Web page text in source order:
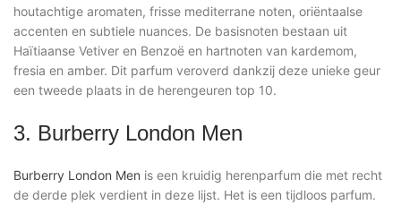
houtachtige aromaten, frisse mediterrane noten, oriëntaalse
accenten en subtiele nuances. De basisnoten bestaan uit
Haïtiaanse Vetiver en Benzoë en hartnoten van kardemom,
fresia en amber. Dit parfum veroverd dankzij deze unieke geur
een tweede plaats in de herengeuren top 10.
3. Burberry London Men
Burberry London Men is een kruidig herenparfum die met recht
de derde plek verdient in deze lijst. Het is een tijdloos parfum.